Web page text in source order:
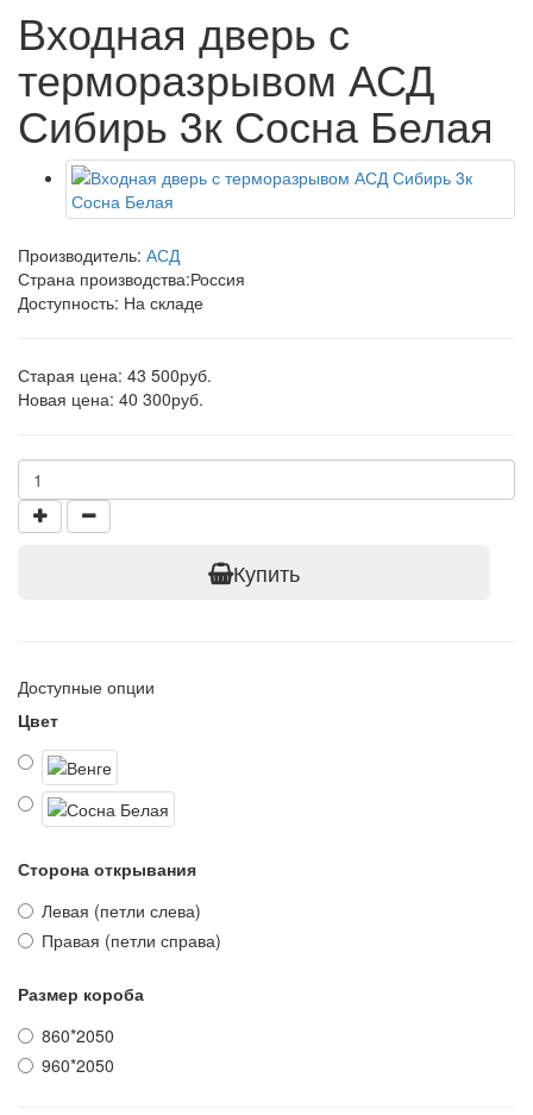
Входная дверь с
терморазрывом АСД
Сибирь 3к Сосна Белая
Производитель: АСД
Страна производства:Россия
Доступность: На складе
Старая цена: 43 500руб.
Новая цена: 40 300руб.
Купить
Доступные опции
Цвет
Сторона открывания
Левая (петли слева)
Правая (петли справа)
Размер короба
860*2050
960*2050